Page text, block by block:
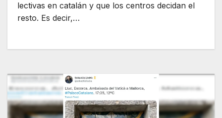
lectivas en catalán y que los centros decidan el
resto. Es decir,…